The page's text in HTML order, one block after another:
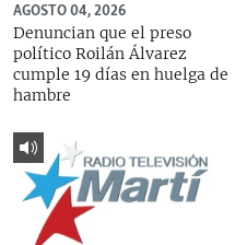
AGOSTO 04, 2026
Denuncian que el preso
político Roilán Álvarez
cumple 19 días en huelga de
hambre